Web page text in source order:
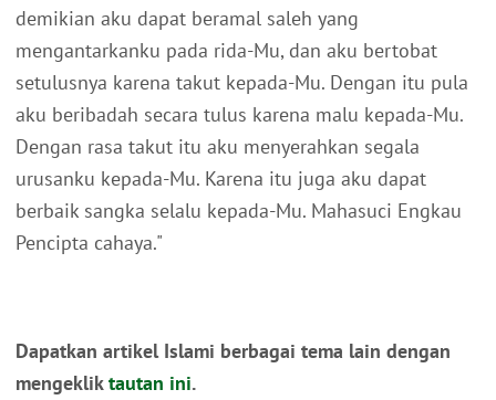
demikian aku dapat beramal saleh yang
mengantarkanku pada rida-Mu, dan aku bertobat
setulusnya karena takut kepada-Mu. Dengan itu pula
aku beribadah secara tulus karena malu kepada-Mu.
Dengan rasa takut itu aku menyerahkan segala
urusanku kepada-Mu. Karena itu juga aku dapat
berbaik sangka selalu kepada-Mu. Mahasuci Engkau
Pencipta cahaya."
Dapatkan artikel Islami berbagai tema lain dengan
mengekliktautan ini.